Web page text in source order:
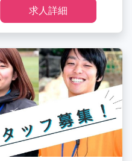
求人詳細